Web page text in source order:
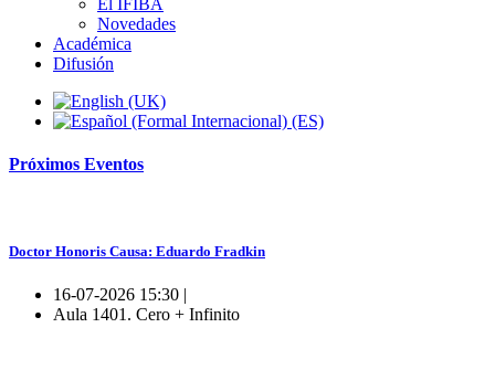
Novedades
Académica
Difusión
Próximos Eventos
Doctor Honoris Causa: Eduardo Fradkin
16-07-2026 15:30 |
Aula 1401. Cero + Infinito